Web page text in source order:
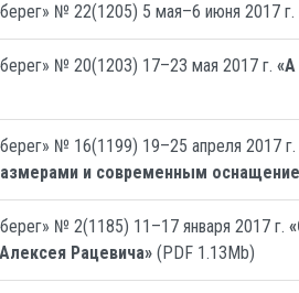
№ 22(1205) 5 мая–6 июня 2017 г.
№ 20(1203) 17–23 мая 2017 г.
№ 16(1199) 19–25 апреля 2017 г.
и современным
№ 2(1185) 11–17 января 2017 г.
Рацевича» (PDF 1.13Mb)